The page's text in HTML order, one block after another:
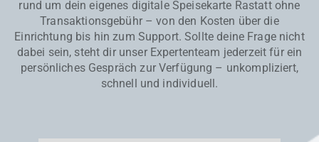
rund um dein eigenes digitale Speisekarte Rastatt ohne
Transaktionsgebühr – von den Kosten über die
Einrichtung bis hin zum Support. Sollte deine Frage nicht
dabei sein, steht dir unser Expertenteam jederzeit für ein
persönliches Gespräch zur Verfügung – unkompliziert,
schnell und individuell.